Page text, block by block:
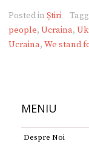
Posted in Știri
people, Ucraina,
Ucraina, We stand
MENIU
Despre Noi